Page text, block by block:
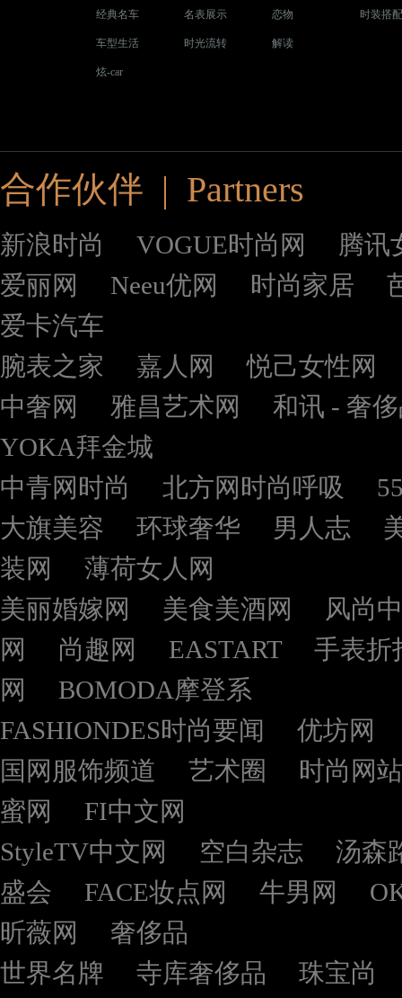
经典名车
车型生活
炫-car
名表展示
时光流转
恋物
解读
时装搭配
合作伙伴 | Partners
新浪时尚 VOGUE时尚网
腾讯
爱丽网
Neeu优网 时尚家居
爱卡汽车
腕表之家
嘉人网
悦己女性网
中奢网
雅昌艺术网
和讯 - 奢
YOKA拜金城
中青网时尚
北方网时尚呼吸
大旗美容
环球奢华 男人志
装网
薄荷女人网
美丽婚嫁网
美食美酒网
风尚
网
尚趣网 EASTART
手表折
网
BOMODA摩登系
FASHIONDES时尚要闻
优坊网
国网服饰频道
艺术圈
时尚网站
蜜网
FI中文网
StyleTV中文网
空白杂志
汤森
盛会
FACE妆点网 牛男网
昕薇网
奢侈品
世界名牌
寺库奢侈品
珠宝尚